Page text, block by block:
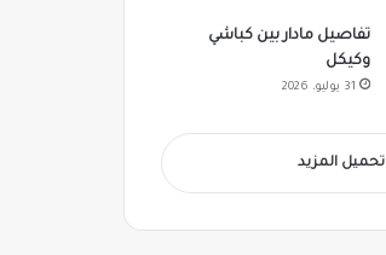
تفاصيل مادار بين كباشي
وكيكل
31 يوليو، 2026
تحميل المزيد